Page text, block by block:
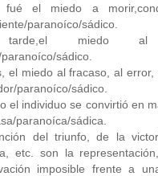
fué el miedo a
paranoíco/sádico.
miedo
sádico.
el miedo al fracaso, al
paranoíco/sádico.
el individuo se convirtió en
paranoíca/sádica.
del triunfo, de la
etc. son la
imposible frente a